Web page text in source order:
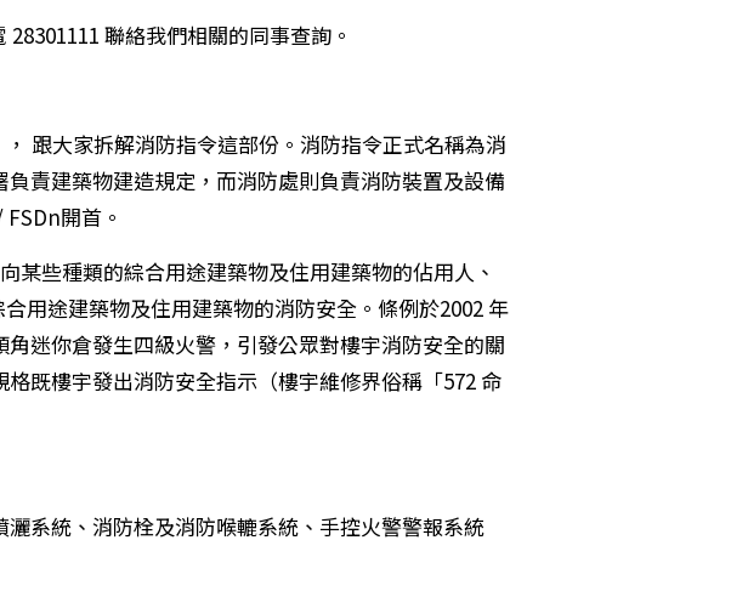
聯絡我們相關的同事查詢。
跟大家拆解消防指令這部份。消防指令正式名稱為消
責建築物建造規定，而消防處則負責消防裝置及設備
開首。
某些種類的綜合用途建築物及住用建築物的佔用人、
用途建築物及住用建築物的消防安全。條例於2002 年
迷你倉發生四級火警，引發公眾對樓宇消防安全的關
既樓宇發出消防安全指示（樓宇維修界俗稱「572 命
系統、消防栓及消防喉轆系統、手控火警警報系統